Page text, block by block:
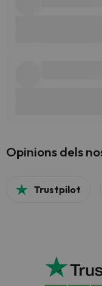
Opinions dels
Trustpilot